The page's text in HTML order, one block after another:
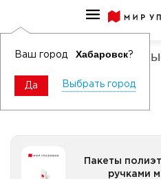
Ваш город Хабаровск?
Да Выбрать город
Пакеты
Пакеты
ручками
Пакеты